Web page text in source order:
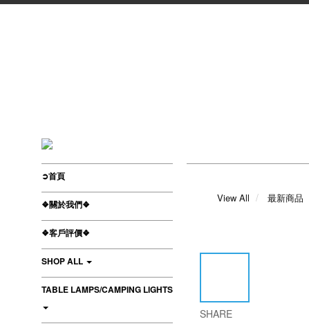
➲首頁
❖關於我們❖
❖客戶評價❖
SHOP ALL
TABLE LAMPS/CAMPING LIGHTS
View All 最新商品
SHARE